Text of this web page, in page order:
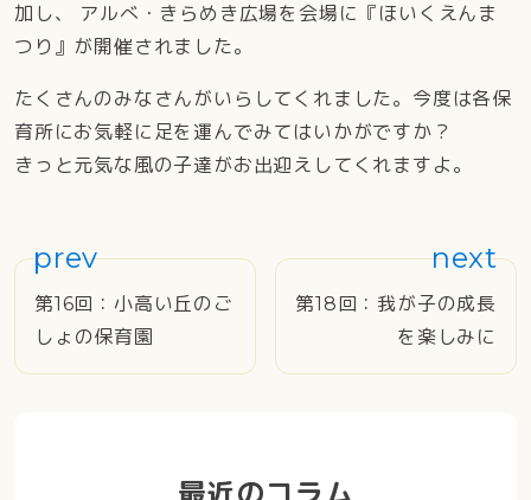
加し、 アルべ・きらめき広場を会場に『ほいくえんま
つり』が開催されました。
たくさんのみなさんがいらしてくれました。今度は各保
育所にお気軽に足を運んでみてはいかがですか？
きっと元気な風の子達がお出迎えしてくれますよ。
投稿ナビゲーション
第16回：小高い丘のご
しょの保育園
第18回：我が子の成長
を楽しみに
最近のコラム